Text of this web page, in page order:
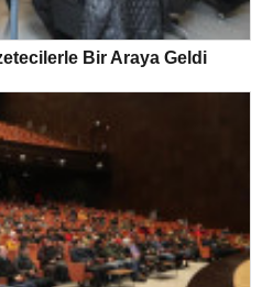
Bir Araya Geldi